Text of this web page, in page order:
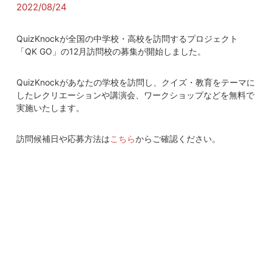
2022/08/24
QuizKnockが全国の中学校・高校を訪問するプロジェクト
「QK GO」の12月訪問校の募集が開始しました。
QuizKnockがあなたの学校を訪問し、クイズ・教育をテーマに
したレクリエーションや講演会、ワークショップなどを無料で
実施いたします。
訪問候補日や応募方法はこちらからご確認ください。